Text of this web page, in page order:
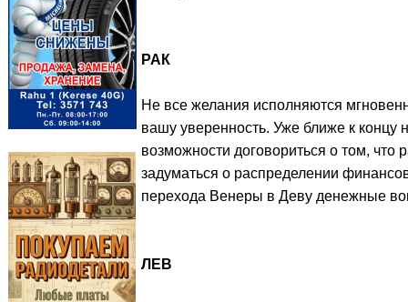
РАК
Не все желания исполняются
вашу уверенность. Уже ближе к концу
возможности договориться о том,
задуматься о распределении
перехода Венеры в Деву денежные
ЛЕВ